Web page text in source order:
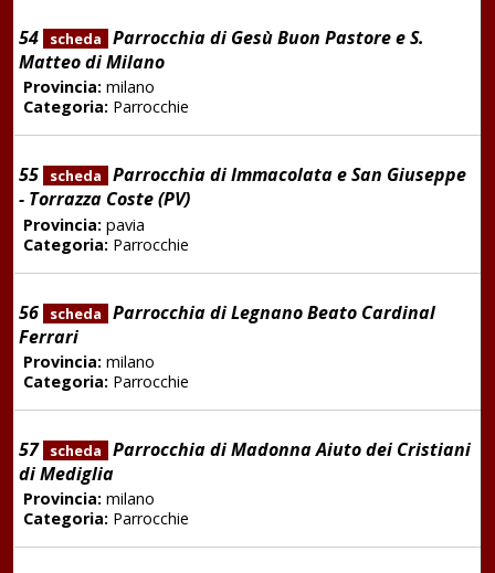
54 scheda
Parrocchia di Gesù Buon Pastore e S.
Matteo di Milano
Provincia:milano
Categoria:Parrocchie
55 scheda
Parrocchia di Immacolata e San Giuseppe
- Torrazza Coste (PV)
Provincia:pavia
Categoria:Parrocchie
56 scheda
Parrocchia di Legnano Beato Cardinal
Ferrari
Provincia:milano
Categoria:Parrocchie
57 scheda
Parrocchia di Madonna Aiuto dei Cristiani
di Mediglia
Provincia:milano
Categoria:Parrocchie